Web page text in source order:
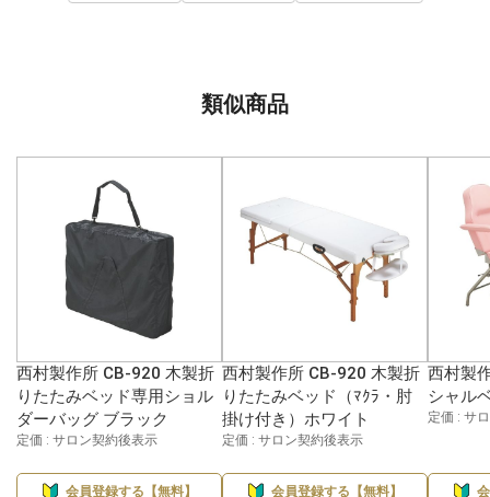
類似商品
西村製作所 CB-920 木製折
りたたみベッド専用ショル
ダーバッグ ブラック
定価 : サロン契約後表示
会員登録する【無料】
西村製作所 CB-920 木製折
りたたみベッド（ﾏｸﾗ・肘
掛け付き）ホワイト
定価 : サロン契約後表示
会員登録する【無料】
西村製
シャル
定価 : サ